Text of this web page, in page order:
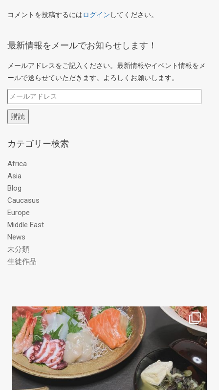
コメントを投稿するにはログイン してください。
最新情報をメールでお知らせします！
メールアドレスをご記入ください。最新情報やイベント情報をメ
ールで送らせていただきます。よろしくお願いします。
メ
ー
ル
ド
ス
購読
カテゴリー検索
Africa
Asia
Blog
Caucasus
Europe
Middle East
News
未分類
生徒作品